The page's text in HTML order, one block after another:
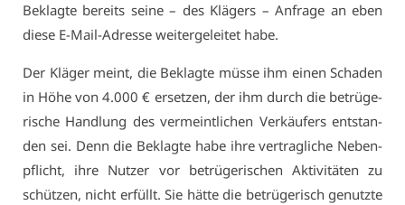
Be­klag­te be­reits sei­ne – des Klä­gers – An­fra­ge an eben
die­se E-Mail-Adres­se wei­ter­ge­lei­tet ha­be.
Der Klä­ger meint, die Be­klag­te müs­se ihm ei­nen Scha­den
in Hö­he von 4.000 € er­set­zen, der ihm durch die be­trü­ge­
ri­sche Hand­lung des ver­meint­li­chen Ver­käu­fers ent­stan­
den sei. Denn die Be­klag­te ha­be ih­re ver­trag­li­che Ne­ben­
pflicht, ih­re Nut­zer vor be­trü­ge­ri­schen Ak­ti­vi­tä­ten zu
schüt­zen, nicht er­füllt. Sie hät­te die be­trü­ge­risch ge­nutz­te